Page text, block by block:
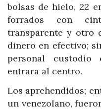
bolsas de hielo, 22
forrados con
transparente y otro
dinero en efectivo;
personal custodio
entrara al centro.
Los aprehendidos;
un venezolano,